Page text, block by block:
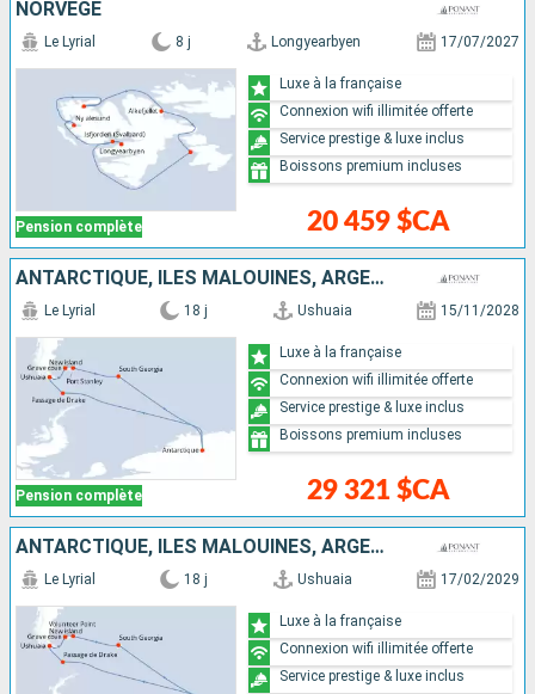
NORVÈGE
Pension complète
Le Lyrial 8 j Longyearbyen 17/07/2027
20 459 $CA
Luxe à la française
Connexion wifi illimitée offerte
Service prestige & luxe inclus
Boissons premium incluses
ANTARCTIQUE, ÎLES MALOUINES, ARGENTINE, ROYAUME-UNI
Pension complète
Le Lyrial 18 j Ushuaia 15/11/2028
29 321 $CA
Luxe à la française
Connexion wifi illimitée offerte
Service prestige & luxe inclus
Boissons premium incluses
ANTARCTIQUE, ÎLES MALOUINES, ARGENTINE, ROYAUME-UNI
Le Lyrial 18 j Ushuaia 17/02/2029
Luxe à la française
Connexion wifi illimitée offerte
Service prestige & luxe inclus